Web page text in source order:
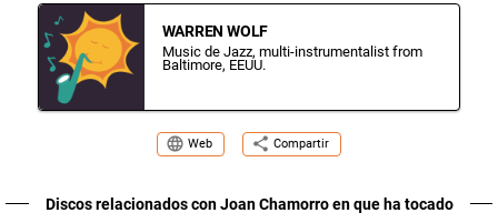
WARREN WOLF
Music de Jazz, multi-instrumentalist from
Baltimore, EEUU.
language Web share Compartir
Discos relacionados con Joan Chamorro en que ha tocado